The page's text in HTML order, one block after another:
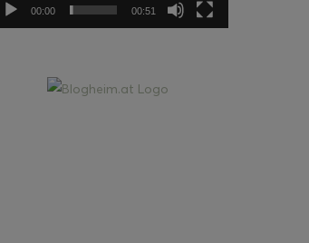
00:00 00:51